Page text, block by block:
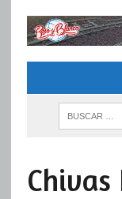
Chivas